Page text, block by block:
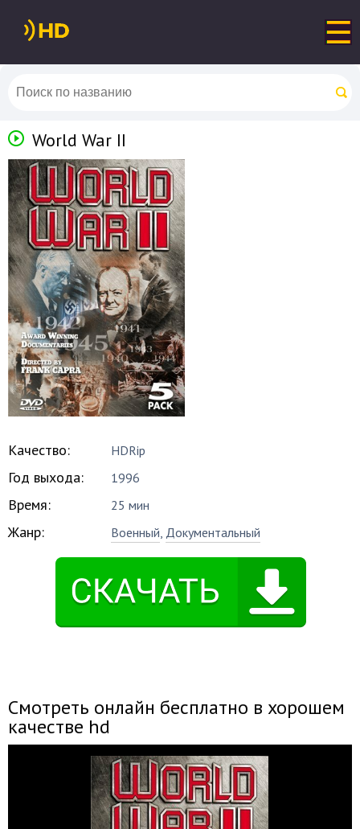
World War II
Качество: HDRip
Год выхода: 1996
Время: 25 мин
Жанр: Военный, Документальный
Смотреть онлайн бесплатно в хорошем
качестве hd